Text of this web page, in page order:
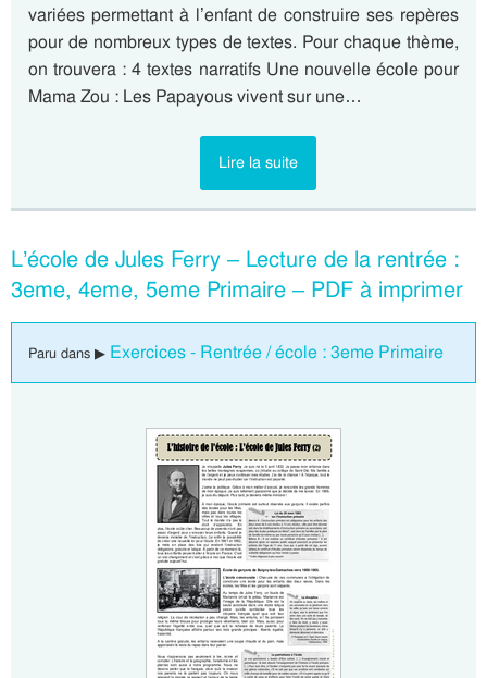
variées permettant à l’enfant de construire ses repères
pour de nombreux types de textes. Pour chaque thème,
on trouvera : 4 textes narratifs Une nouvelle école pour
Mama Zou : Les Papayous vivent sur une…
Lire la suite
L’école de Jules Ferry – Lecture de la rentrée :
3eme, 4eme, 5eme Primaire – PDF à imprimer
Paru dans ▶ Exercices - Rentrée / école : 3eme Primaire